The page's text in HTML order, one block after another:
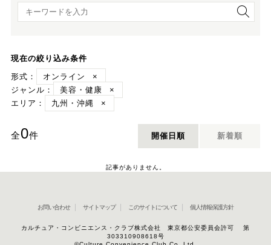
キーワード検索
現在の絞り込み条件
形式：
オンライン
×
ジャンル：
美容・健康
×
エリア：
九州・沖縄 ×
全0件 開催日順 新着順
記事がありません。
お問い合わせ サイトマップ このサイトについて 個人情報保護方針
カルチュア・コンビニエンス・クラブ株式会社 東京都公安委員会許可 第
303310908618号